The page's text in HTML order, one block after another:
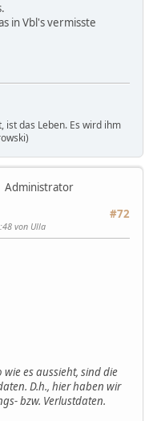
in Vbl's vermisste
ist das Leben. Es wird ihm
Administrator
#72
von Ulla
wie es aussieht, sind die
D.h., hier haben wir
bzw. Verlustdaten.